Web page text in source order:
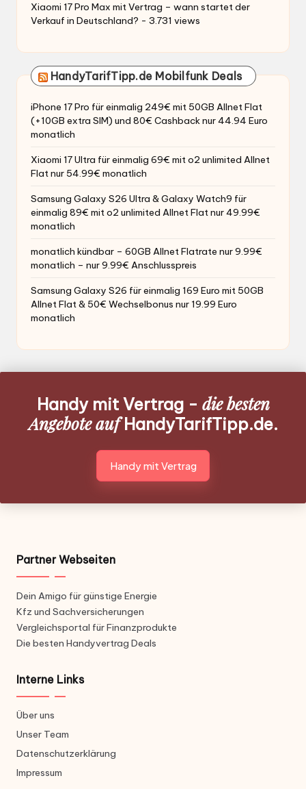
Xiaomi 17 Pro Max mit Vertrag – wann startet der
Verkauf in Deutschland? - 3.731 views
HandyTarifTipp.de Mobilfunk Deals
iPhone 17 Pro für einmalig 249€ mit 50GB Allnet Flat
(+10GB extra SIM) und 80€ Cashback nur 44.94 Euro
monatlich
Xiaomi 17 Ultra für einmalig 69€ mit o2 unlimited Allnet
Flat nur 54.99€ monatlich
Samsung Galaxy S26 Ultra & Galaxy Watch9 für
einmalig 89€ mit o2 unlimited Allnet Flat nur 49.99€
monatlich
monatlich kündbar – 60GB Allnet Flatrate nur 9.99€
monatlich – nur 9.99€ Anschlusspreis
Samsung Galaxy S26 für einmalig 169 Euro mit 50GB
Allnet Flat & 50€ Wechselbonus nur 19.99 Euro
monatlich
Handy mit Vertrag - die besten
Angebote aufHandyTarifTipp.de.
Handy mit Vertrag
Partner Webseiten
Dein Amigo für günstige Energie
Kfz und Sachversicherungen
Vergleichsportal für Finanzprodukte
Die besten Handyvertrag Deals
Interne Links
Über uns
Unser Team
Datenschutzerklärung
Impressum